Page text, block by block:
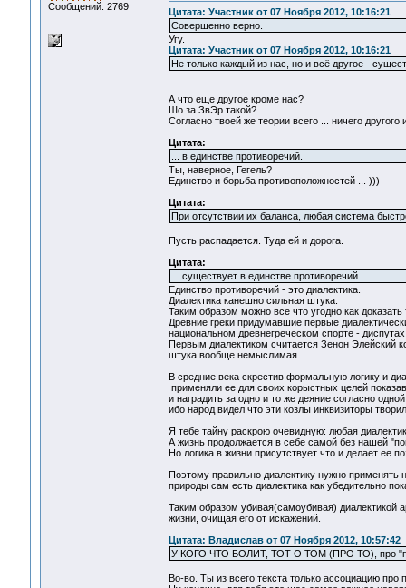
Сообщений: 2769
Цитата: Участник от 07 Ноября 2012, 10:16:21
Совершенно верно.
Угу.
Цитата: Участник от 07 Ноября 2012, 10:16:21
Не только каждый из нас, но и всё другое -
А что еще другое кроме нас?
Шо за ЗвЭр такой?
Согласно твоей же теории всего ... ничего
Цитата:
... в единстве противоречий.
Ты, наверное, Гегель?
Единство и борьба противоположностей ... )))
Цитата:
При отсутствии их баланса, любая система
Пусть распадается. Туда ей и дорога.
Цитата:
... существует в единстве противоречий
Единство противоречий - это диалектика.
Диалектика канешно сильная штука.
Таким образом можно все что угодно как доказать
Древние греки придумавшие первые
национальном древнегреческом спорте -
Первым диалектиком считается Зенон Элейский
штука вообще немыслимая.
В средние века скрестив формальную логику и
применяли ее для своих корыстных целей
и наградить за одно и то же деяние согласно
ибо народ видел что эти козлы инквизиторы
Я тебе тайну раскрою очевидную: любая
А жизнь продолжается в себе самой без нашей
Но логика в жизни присутствует что и делает ее
Поэтому правильно диалектику нужно применять
природы сам есть диалектика как убедительно
Таким образом убивая(самоубивая) диалектикой
жизни, очищая его от искажений.
Цитата: Владислав от 07 Ноября 2012, 10:57:42
У КОГО ЧТО БОЛИТ, ТОТ О ТОМ (ПРО ТО), про
Во-во. Ты из всего текста только ассоциацию про